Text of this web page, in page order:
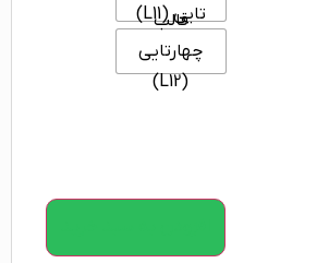
تایی (L11)
قالب
چهارتایی
(L12)